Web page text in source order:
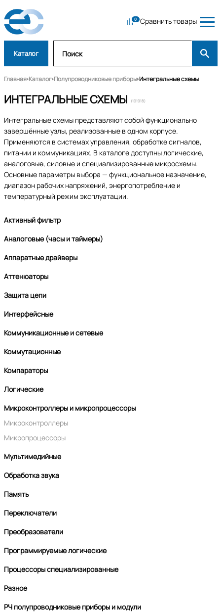
Сравнить товары
Каталог
Главная Каталог Полупроводниковые приборы Интегральные схемы
ИНТЕГРАЛЬНЫЕ СХЕМЫ (101918)
Интегральные схемы представляют собой функционально
завершённые узлы, реализованные в одном корпусе.
Применяются в системах управления, обработке сигналов,
питании и коммуникациях. В каталоге доступны логические,
аналоговые, силовые и специализированные микросхемы.
Основные параметры выбора — функциональное назначение,
диапазон рабочих напряжений, энергопотребление и
температурный режим эксплуатации.
Активный фильтр
Аналоговые (часы и таймеры)
Аппаратные драйверы
Аттенюаторы
Защита цепи
Интерфейсные
Коммуникационные и сетевые
Коммутационные
Компараторы
Логические
Микроконтроллеры и микропроцессоры
Микроконтроллеры
Микропроцессоры
Мультимедийные
Обработка звука
Память
Переключатели
Преобразователи
Программируемые логические
Процессоры специализированные
Разное
РЧ полупроводниковые приборы и модули